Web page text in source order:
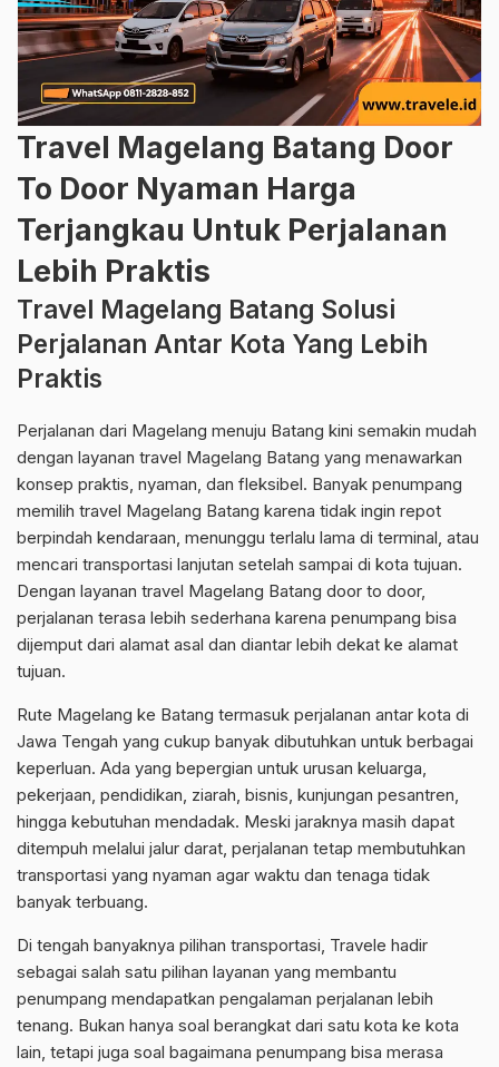
Travel Magelang Batang Door
To Door Nyaman Harga
Terjangkau Untuk Perjalanan
Lebih Praktis
Travel Magelang Batang Solusi
Perjalanan Antar Kota Yang Lebih
Praktis
Perjalanan dari Magelang menuju Batang kini semakin mudah
dengan layanan travel Magelang Batang yang menawarkan
konsep praktis, nyaman, dan fleksibel. Banyak penumpang
memilih travel Magelang Batang karena tidak ingin repot
berpindah kendaraan, menunggu terlalu lama di terminal, atau
mencari transportasi lanjutan setelah sampai di kota tujuan.
Dengan layanan travel Magelang Batang door to door,
perjalanan terasa lebih sederhana karena penumpang bisa
dijemput dari alamat asal dan diantar lebih dekat ke alamat
tujuan.
Rute Magelang ke Batang termasuk perjalanan antar kota di
Jawa Tengah yang cukup banyak dibutuhkan untuk berbagai
keperluan. Ada yang bepergian untuk urusan keluarga,
pekerjaan, pendidikan, ziarah, bisnis, kunjungan pesantren,
hingga kebutuhan mendadak. Meski jaraknya masih dapat
ditempuh melalui jalur darat, perjalanan tetap membutuhkan
transportasi yang nyaman agar waktu dan tenaga tidak
banyak terbuang.
Di tengah banyaknya pilihan transportasi, Travele hadir
sebagai salah satu pilihan layanan yang membantu
penumpang mendapatkan pengalaman perjalanan lebih
tenang. Bukan hanya soal berangkat dari satu kota ke kota
lain, tetapi juga soal bagaimana penumpang bisa merasa